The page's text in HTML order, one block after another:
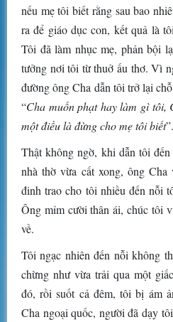
nếu mẹ tôi biết rằng sau bao
ra để giáo dục con, kết quả là
Tôi đã làm nhục mẹ, phản bội
tưởng nơi tôi từ thuở ấu thơ. Vì
đường ông Cha dẫn tôi trở lại
“Cha muốn phạt hay làm gì tôi,
một điều là đừng cho mẹ tôi biết”.
Thật không ngờ, khi dẫn tôi
nhà thờ vừa cất xong, ông
đinh trao cho tôi nhiều đến nỗi
Ông mỉm cười thân ái, chúc tôi
về.
Tôi ngạc nhiên đến nỗi không
chừng như vừa trải qua một
đó, rồi suốt cả đêm, tôi bị ám
Cha ngoại quốc, người đã dạy